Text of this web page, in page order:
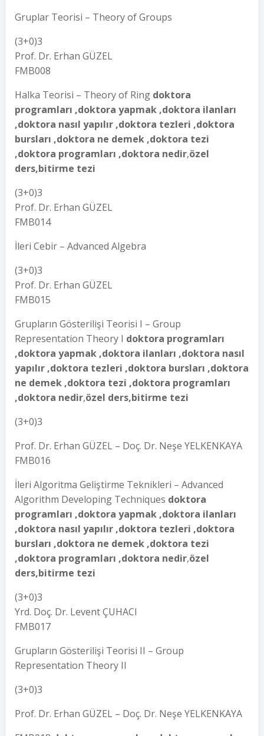
Gruplar Teorisi – Theory of Groups
(3+0)3
Prof. Dr. Erhan GÜZEL
FMB008
Halka Teorisi – Theory of Ring doktora
programları ,doktora yapmak ,doktora ilanları
,doktora nasıl yapılır ,doktora tezleri ,doktora
bursları ,doktora ne demek ,doktora tezi
,doktora programları ,doktora nedir,özel
ders,bitirme tezi
(3+0)3
Prof. Dr. Erhan GÜZEL
FMB014
İleri Cebir – Advanced Algebra
(3+0)3
Prof. Dr. Erhan GÜZEL
FMB015
Grupların Gösterilişi Teorisi I – Group
Representation Theory I doktora programları
,doktora yapmak ,doktora ilanları ,doktora nasıl
yapılır ,doktora tezleri ,doktora bursları ,doktora
ne demek ,doktora tezi ,doktora programları
,doktora nedir,özel ders,bitirme tezi
(3+0)3
Prof. Dr. Erhan GÜZEL – Doç. Dr. Neşe YELKENKAYA
FMB016
İleri Algoritma Geliştirme Teknikleri – Advanced
Algorithm Developing Techniques doktora
programları ,doktora yapmak ,doktora ilanları
,doktora nasıl yapılır ,doktora tezleri ,doktora
bursları ,doktora ne demek ,doktora tezi
,doktora programları ,doktora nedir,özel
ders,bitirme tezi
(3+0)3
Yrd. Doç. Dr. Levent ÇUHACI
FMB017
Grupların Gösterilişi Teorisi II – Group
Representation Theory II
(3+0)3
Prof. Dr. Erhan GÜZEL – Doç. Dr. Neşe YELKENKAYA